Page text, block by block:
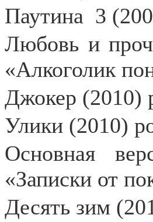
Паутина 3
Любовь и
«Алкоголик
Джокер (2010)
Улики (2010)
Основная
«Записки от
Десять зим